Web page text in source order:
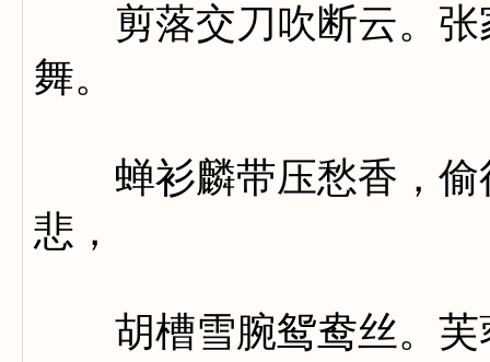
剪落交刀吹断云。张
舞。
蝉衫麟带压愁香，偷
悲，
胡槽雪腕鸳鸯丝。芙